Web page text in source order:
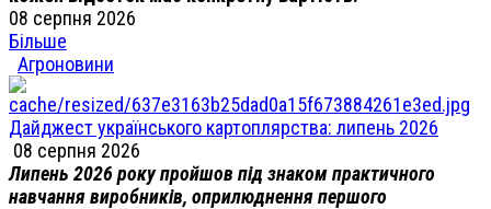
08 серпня 2026
Більше
Агроновини
Дайджест українського картоплярства: липень 2026
08 серпня 2026
Липень 2026 року пройшов під знаком практичного
навчання виробників, оприлюднення першого